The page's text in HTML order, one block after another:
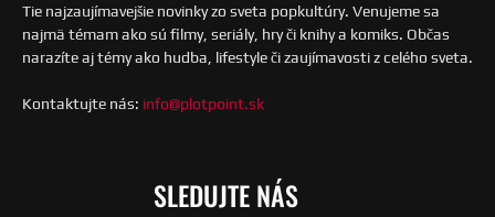
Tie najzaujímavejšie novinky zo sveta popkultúry. Venujeme sa
najmä témam ako sú filmy, seriály, hry či knihy a komiks. Občas
narazíte aj témy ako hudba, lifestyle či zaujímavosti z celého sveta.
Kontaktujte nás: info@plotpoint.sk
SLEDUJTE NÁS